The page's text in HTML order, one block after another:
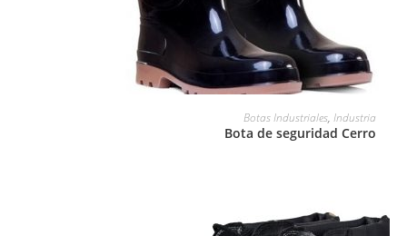
Botas Industriales,Industria
Bota de seguridad Cerro